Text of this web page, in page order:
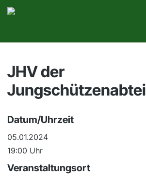
JHV der
Datum/Uhrzeit
05.01.2024
19:00 Uhr
Veranstaltungsort